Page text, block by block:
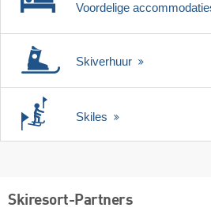
Voordelige
Skiverhuur
Skiles
Skiresort-Partners